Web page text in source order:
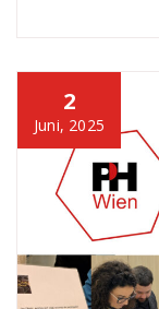
2
Juni, 2025